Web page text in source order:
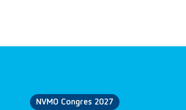
NVMO Congres 2027